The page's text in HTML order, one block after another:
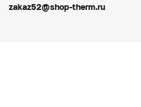
zakaz52@shop-therm.ru